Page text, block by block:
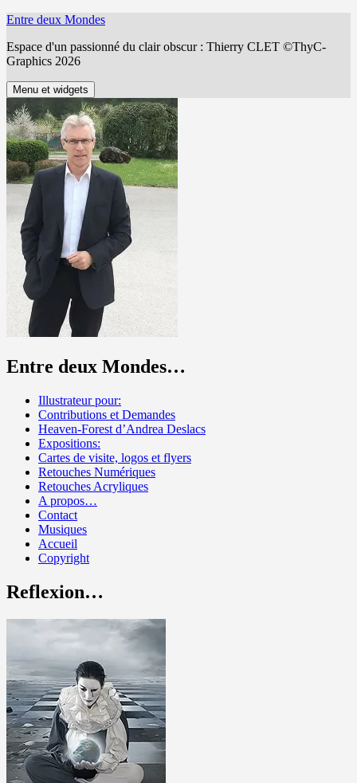
Aller
contenu
Entre deux Mondes
Espace d'un passionné du clair obscur : Thierry CLET ©ThyC-
Graphics 2026
Menu et widgets
Entre deux Mondes…
Illustrateur pour:
Contributions et Demandes
Heaven-Forest d’Andrea Deslacs
Expositions:
Cartes de visite, logos et flyers
Retouches Numériques
Retouches Acryliques
A propos…
Contact
Musiques
Accueil
Copyright
Reflexion…